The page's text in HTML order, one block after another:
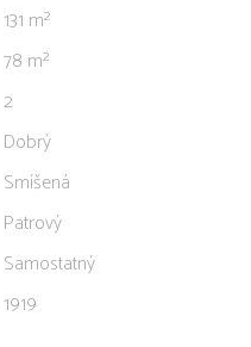
131 m²
78 m²
2
Dobrý
Smíšená
Patrový
Samostatný
1919